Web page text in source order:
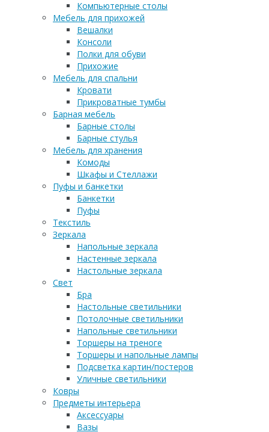
Компьютерные столы
Мебель для прихожей
Вешалки
Консоли
Полки для обуви
Прихожие
Мебель для спальни
Кровати
Прикроватные тумбы
Барная мебель
Барные столы
Барные стулья
Мебель для хранения
Комоды
Шкафы и Стеллажи
Пуфы и банкетки
Банкетки
Пуфы
Текстиль
Зеркала
Напольные зеркала
Настенные зеркала
Настольные зеркала
Свет
Бра
Настольные светильники
Потолочные светильники
Напольные светильники
Торшеры на треноге
Торшеры и напольные лампы
Подсветка картин/постеров
Уличные светильники
Ковры
Предметы интерьера
Аксессуары
Вазы